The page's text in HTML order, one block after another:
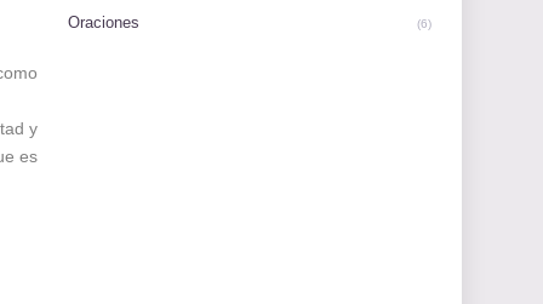
y
es
Oraciones (6)